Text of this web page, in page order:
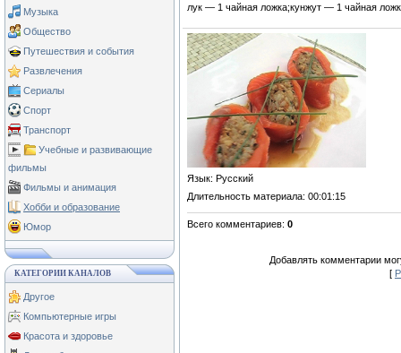
Музыка
Общество
Путешествия и события
Развлечения
Сериалы
Спорт
Транспорт
Учебные и развивающие
фильмы
Фильмы и анимация
Хобби и образование
Юмор
КАТЕГОРИИ КАНАЛОВ
Другое
Компьютерные игры
Красота и здоровье
лук — 1 чайная ложка;кунжут — 1 чайная
Язык: Русский
Длительность материала: 00:01:15
Всего комментариев: 0
Добавлять комментарии
[